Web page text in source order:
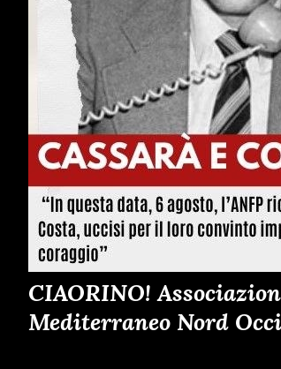
CIAORINO!
Mediterraneo Nord